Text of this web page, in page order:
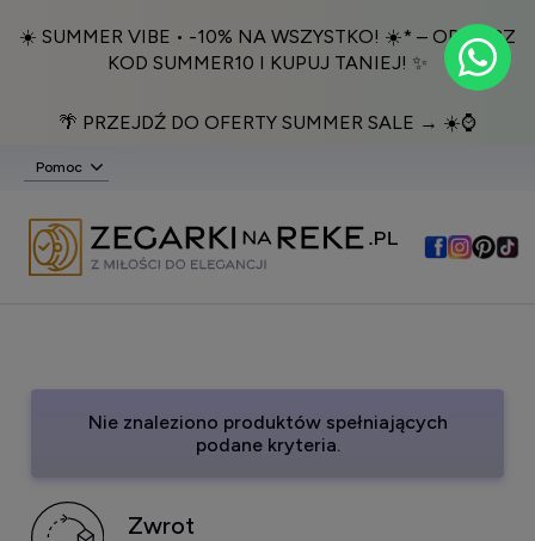
☀️ SUMMER VIBE • -10% NA WSZYSTKO! ☀️* – ODBIERZ
KOD SUMMER10 I KUPUJ TANIEJ! ✨
🌴 PRZEJDŹ DO OFERTY SUMMER SALE → ☀️⌚️
Pomoc
Nie znaleziono produktów spełniających
podane kryteria.
Zwrot